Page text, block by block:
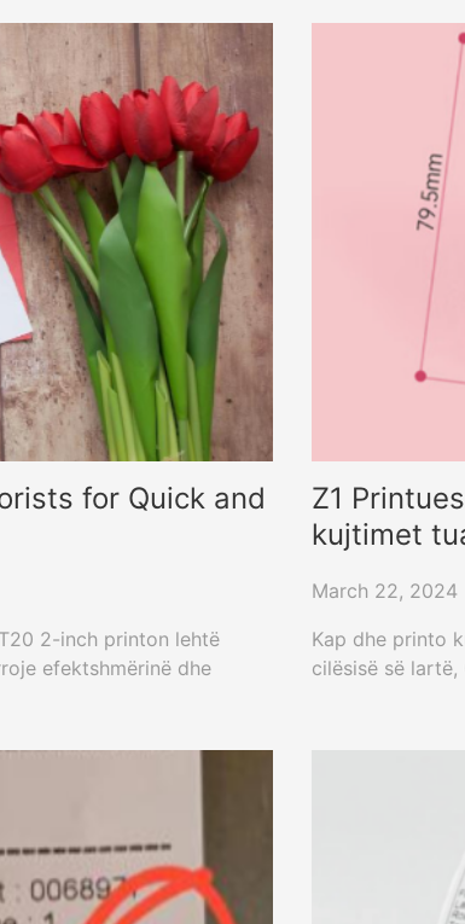
for Quick and
2-inch printon lehtë
efektshmërinë dhe
Z1
kujtimet
March 22, 2024
Kap dhe printo
cilësisë së